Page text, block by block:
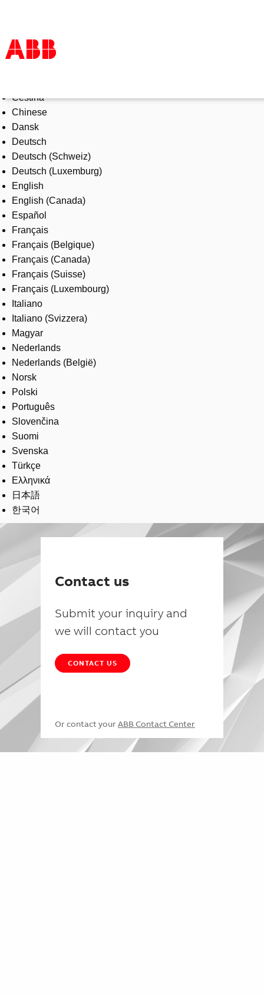
Products & Solutions
Industries
Services
About us
Where to buy
Contact us
Careers
Čeština
Chinese
Dansk
Deutsch
Deutsch (Schweiz)
Deutsch (Luxemburg)
English
English (Canada)
Español
Français
Français (Belgique)
Français (Canada)
Français (Suisse)
Français (Luxembourg)
Italiano
Italiano (Svizzera)
Magyar
Nederlands
Nederlands (België)
Norsk
Polski
Português
Slovenčina
Suomi
Svenska
Türkçe
Ελληνικά
日本語
한국어
Contact us
Submit your inquiry and
we will contact you
CONTACT US
Or contact your ABB Contact Center